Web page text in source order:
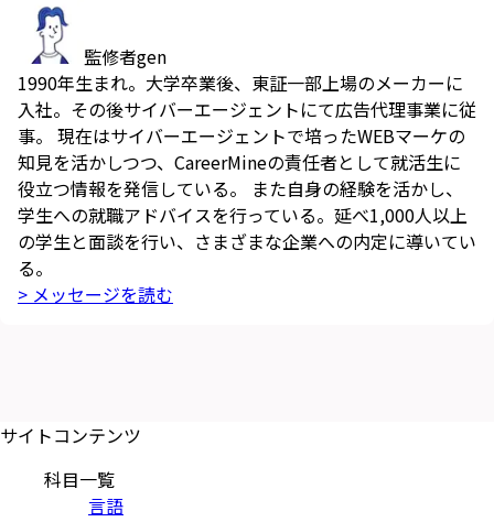
監修者gen
1990年生まれ。大学卒業後、東証一部上場のメーカーに
入社。その後サイバーエージェントにて広告代理事業に従
事。 現在はサイバーエージェントで培ったWEBマーケの
知見を活かしつつ、CareerMineの責任者として就活生に
役立つ情報を発信している。 また自身の経験を活かし、
学生への就職アドバイスを行っている。延べ1,000人以上
の学生と面談を行い、さまざまな企業への内定に導いてい
る。
> メッセージを読む
サイトコンテンツ
科目一覧
言語